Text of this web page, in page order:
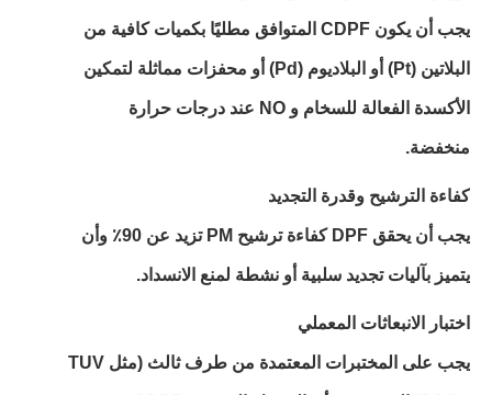
يجب أن يكون CDPF المتوافق مطليًا بكميات كافية من
البلاتين (Pt) أو البلاديوم (Pd) أو محفزات مماثلة لتمكين
الأكسدة الفعالة للسخام و NO عند درجات حرارة
منخفضة.
كفاءة الترشيح وقدرة التجديد
يجب أن يحقق DPF كفاءة ترشيح PM تزيد عن 90٪ وأن
يتميز بآليات تجديد سلبية أو نشطة لمنع الانسداد.
اختبار الانبعاثات المعملي
يجب على المختبرات المعتمدة من طرف ثالث (مثل TUV